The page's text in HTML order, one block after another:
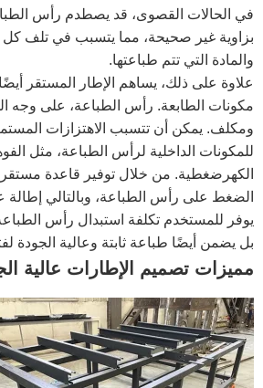
في الحالات القصوى، قد يصطدم رأس
بزاوية غير صحيحة، مما يتسبب في تلف
والمادة التي تتم طباعتها.
علاوة على ذلك، يساهم الإطار المستقر
مكونات الطابعة. رأس الطباعة، على
ومكلف. يمكن أن تتسبب الاهتزازات
للمكونات الداخلية لرأس الطباعة، مثل
الكهرضغطية. من خلال توفير قاعدة
الضغط على رأس الطباعة، وبالتالي إطالة
يوفر للمستخدم تكلفة استبدال رأس
بل يضمن أيضًا طباعة ثابتة وعالية الجودة
مميزات تصميم الإطارات عالية